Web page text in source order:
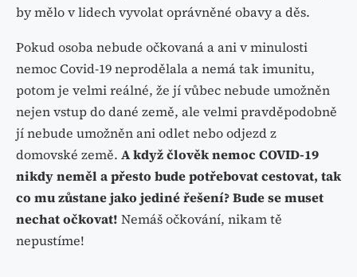
by mělo v lidech vyvolat oprávněné obavy a děs.
Pokud osoba nebude očkovaná a ani v minulosti
nemoc Covid-19 neprodělala a nemá tak imunitu,
potom je velmi reálné, že jí vůbec nebude umožněn
nejen vstup do dané země, ale velmi pravděpodobně
jí nebude umožněn ani odlet nebo odjezd z
domovské země. A když člověk nemoc COVID-19
nikdy neměl a přesto bude potřebovat cestovat, tak
co mu zůstane jako jediné řešení? Bude se muset
nechat očkovat! Nemáš očkování, nikam tě
nepustíme!